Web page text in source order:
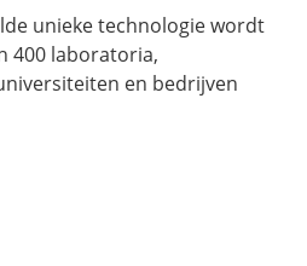
unieke technologie wordt
400 laboratoria,
en bedrijven